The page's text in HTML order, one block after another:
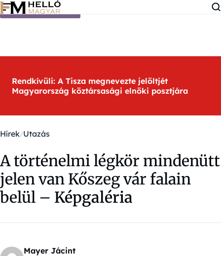
Ugrás a tartalomra
Rendkívüli: A Tisza megnevezte jelöltjét
Magyarország köztársasági elnöki posztjára
Hírek Utazás
A történelmi légkör mindenütt
jelen van Kőszeg vár falain
belül – Képgaléria
Mayer Jácint